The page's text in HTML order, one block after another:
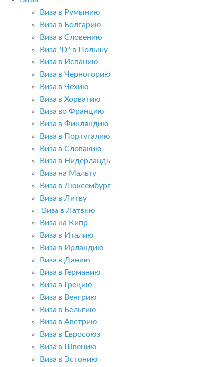
Виза в Румынию
Виза в Болгарию
Виза в Словению
Виза "D" в Польшу
Виза в Испанию
Виза в Черногорию
Виза в Чехию
Виза в Хорватию
Виза во Францию
Виза в Финляндию
Виза в Португалию
Виза в Словакию
Виза в Нидерланды
Виза на Мальту
Виза в Люксембург
Виза в Литву
Виза в Латвию
Виза на Кипр
Виза в Италию
Виза в Ирландию
Виза в Данию
Виза в Германию
Виза в Грецию
Виза в Венгрию
Виза в Бельгию
Виза в Австрию
Виза в Евросоюз
Виза в Швецию
Виза в Эстонию